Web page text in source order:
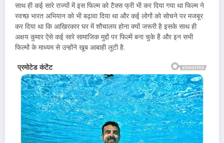
साथ ही कई सारे राज्यों में इस फिल्म को टैक्स फ्री भी कर दिया गया था फिल्म ने
स्वच्छ भारत अभियान को भी बढ़ावा दिया था और कई लोगों को सोचने पर मजबूर
कर दिया था कि आखिरकार घर में शौचालय होना क्यों जरूरी है इसके साथ ही
अक्षय कुमार ऐसे कई सारे सामाजिक मुद्दों पर फिल्में बना चुके हैं और इन सभी
फिल्मों के माध्यम से उन्होंने खूब आबाही लूटी है.